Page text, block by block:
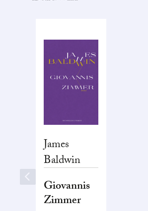
James
Baldwin
Giovannis
Zimmer